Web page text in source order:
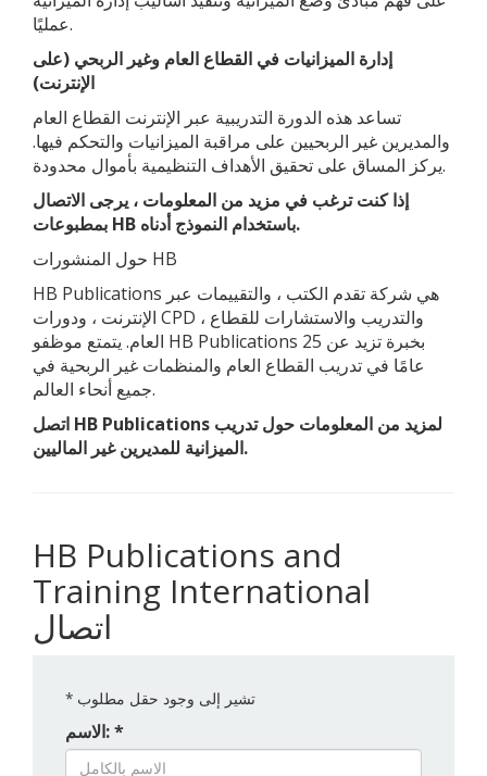
عمليًا.
إدارة الميزانيات في القطاع العام وغير الربحي (على
الإنترنت)
تساعد هذه الدورة التدريبية عبر الإنترنت القطاع العام
والمديرين غير الربحيين على مراقبة الميزانيات والتحكم فيها.
يركز المساق على تحقيق الأهداف التنظيمية بأموال محدودة.
إذا كنت ترغب في مزيد من المعلومات ، يرجى الاتصال
بمطبوعات HB باستخدام النموذج أدناه.
حول المنشورات HB
HB Publications هي شركة تقدم الكتب ، والتقييمات عبر
الإنترنت ، ودورات CPD ، والتدريب والاستشارات للقطاع
العام. يتمتع موظفو HB Publications بخبرة تزيد عن 25
عامًا في تدريب القطاع العام والمنظمات غير الربحية في
جميع أنحاء العالم.
اتصل HB Publications لمزيد من المعلومات حول تدريب
الميزانية للمديرين غير الماليين.
HB Publications and
Training International
اتصال
* تشير إلى وجود حقل مطلوب
الاسم: *